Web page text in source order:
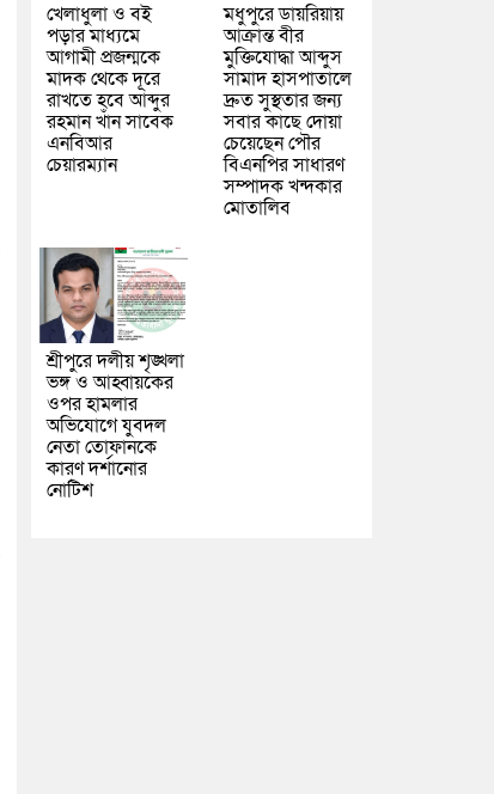
খেলাধুলা ও বই
পড়ার মাধ্যমে
আগামী প্রজন্মকে
মাদক থেকে দূরে
রাখতে হবে আব্দুর
রহমান খাঁন সাবেক
এনবিআর
চেয়ারম্যান
মধুপুরে ডায়রিয়ায়
আক্রান্ত বীর
মুক্তিযোদ্ধা আব্দুস
সামাদ হাসপাতালে
দ্রুত সুস্থতার জন্য
সবার কাছে দোয়া
চেয়েছেন পৌর
বিএনপির সাধারণ
সম্পাদক খন্দকার
মোতালিব
শ্রীপুরে দলীয় শৃঙ্খলা
ভঙ্গ ও আহ্বায়কের
ওপর হামলার
অভিযোগে যুবদল
নেতা তোফানকে
কারণ দর্শানোর
নোটিশ